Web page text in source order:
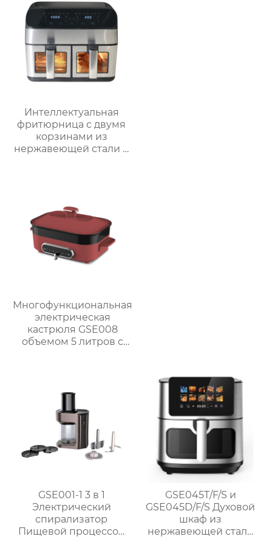
Интеллектуальная
фритюрница с двумя
корзинами из
нержавеющей стали и
Многофункциональная
электрическая
кастрюля GSE008
объемом 5 литров с
пару, варки, тушения и
GSE001-1 3 в 1
Электрический
спирализатор
Пищевой процессор
GSE045T/F/S и
GSE045D/F/S Духовой
шкаф из
нержавеющей стали